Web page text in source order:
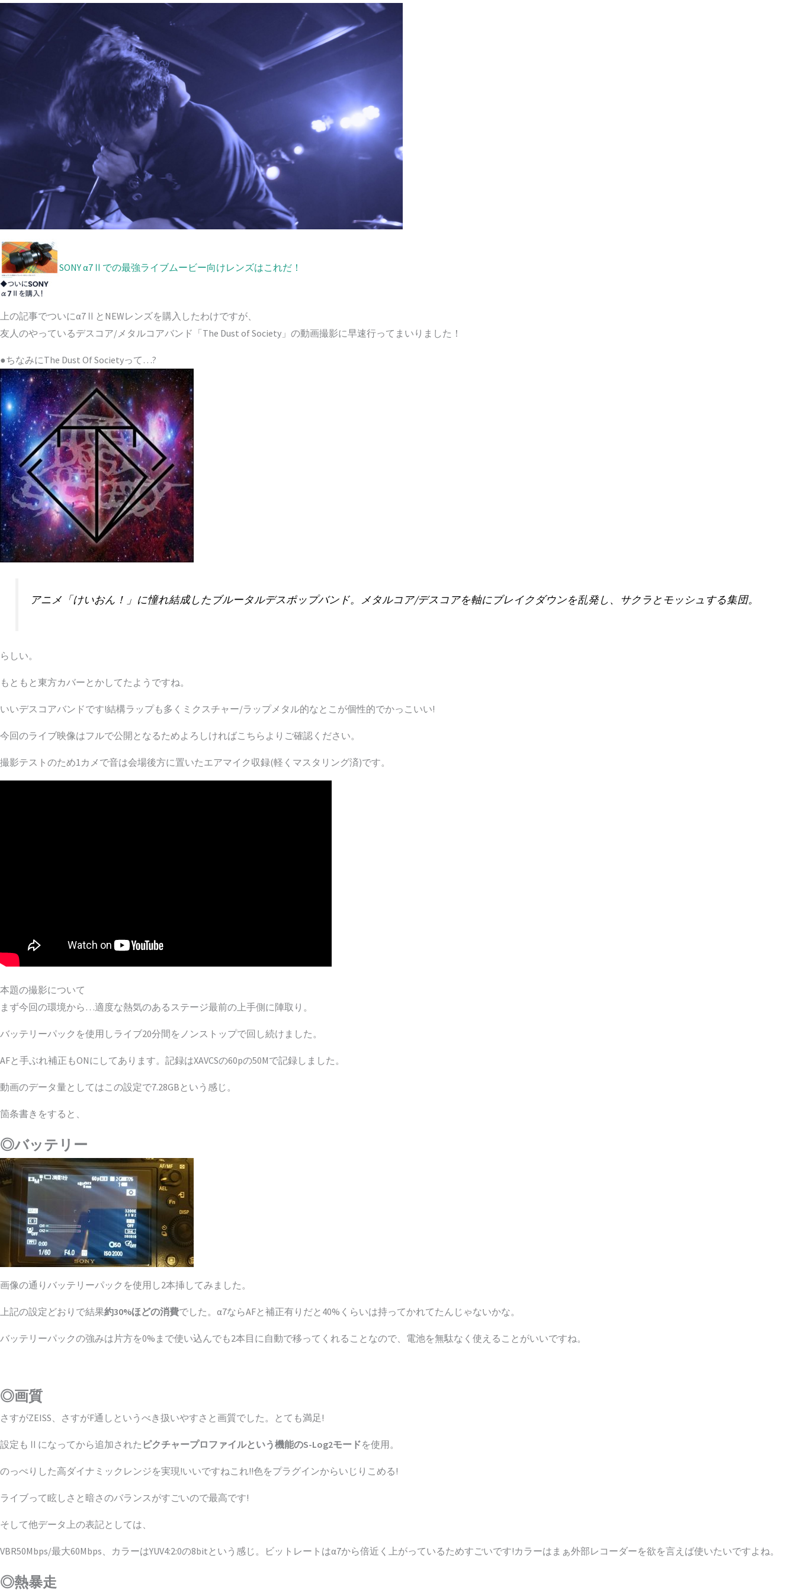
SONY α7Ⅱでの最強ライブムービー向けレンズはこれだ！
上の記事でついにα7ⅡとNEWレンズを購入したわけですが、
友人のやっているデスコア/メタルコアバンド「The Dust of Society」の動画撮影に早速行ってまいりました！
●ちなみにThe Dust Of Societyって…?
アニメ「けいおん！」に憧れ結成したブルータルデスポップバンド。メタルコア/デスコアを軸にブレイクダウンを乱発し、サクラとモッシュする集団。
らしい。
もともと東方カバーとかしてたようですね。
いいデスコアバンドです!結構ラップも多くミクスチャー/ラップメタル的なとこが個性的でかっこいい!
今回のライブ映像はフルで公開となるためよろしければこちらよりご確認ください。
撮影テストのため1カメで音は会場後方に置いたエアマイク収録(軽くマスタリング済)です。
本題の撮影について
まず今回の環境から…適度な熱気のあるステージ最前の上手側に陣取り。
バッテリーパックを使用しライブ20分間をノンストップで回し続けました。
AFと手ぶれ補正もONにしてあります。記録はXAVCSの60pの50Mで記録しました。
動画のデータ量としてはこの設定で7.28GBという感じ。
箇条書きをすると、
◎バッテリー
画像の通りバッテリーパックを使用し2本挿してみました。
上記の設定どおりで結果約30%ほどの消費でした。α7ならAFと補正有りだと40%くらいは持ってかれてたんじゃないかな。
バッテリーパックの強みは片方を0%まで使い込んでも2本目に自動で移ってくれることなので、電池を無駄なく使えることがいいですね。
◎画質
さすがZEISS、さすがF通しというべき扱いやすさと画質でした。とても満足!
設定もⅡになってから追加された ピクチャープロファイルという機能のS-Log2モードを使用。
のっぺりした高ダイナミックレンジを実現!いいですねこれ!!色をプラグインからいじりこめる!
ライブって眩しさと暗さのバランスがすごいので最高です!
そして他データ上の表記としては、
VBR50Mbps/最大60Mbps、カラーはYUV4:2:0の8bitという感じ。ビットレートはα7から倍近く上がっているためすごいです!カラーはまぁ外部レコーダーを欲を言えば使いたいですよね。
◎熱暴走